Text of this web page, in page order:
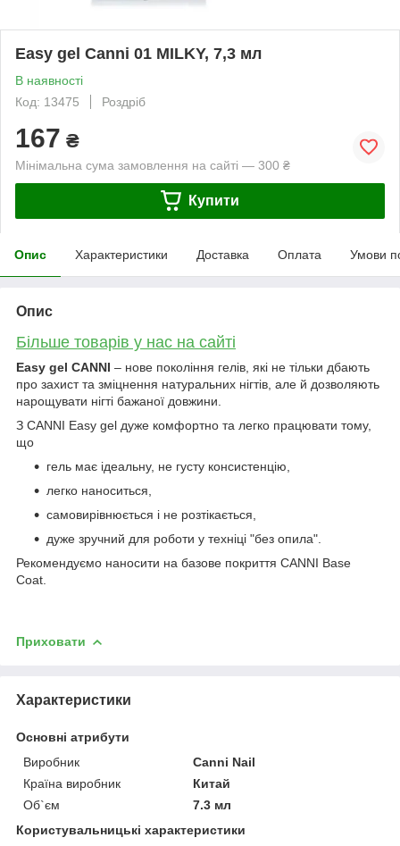
Easy gel Canni 01 MILKY, 7,3 мл
В наявності
Код: 13475
Роздріб
167 ₴
Мінімальна сума замовлення на сайті — 300 ₴
Купити
Опис Характеристики Доставка Оплата Умови
Опис
Більше товарів у нас на сайті
Easy gel CANNI – нове покоління гелів, які не тільки дбають
про захист та зміцнення натуральних нігтів, але й дозволяють
нарощувати нігті бажаної довжини.
З CANNI Easy gel дуже комфортно та легко працювати тому,
що
гель має ідеальну, не густу консистенцію,
легко наноситься,
самовирівнюється і не розтікається,
дуже зручний для роботи у техніці "без опила".
Рекомендуємо наносити на базове покриття CANNI Base
Coat.
Приховати
Характеристики
Основні атрибути
Виробник
Canni Nail
Країна виробник
Китай
Об`єм
7.3 мл
Користувальницькі характеристики